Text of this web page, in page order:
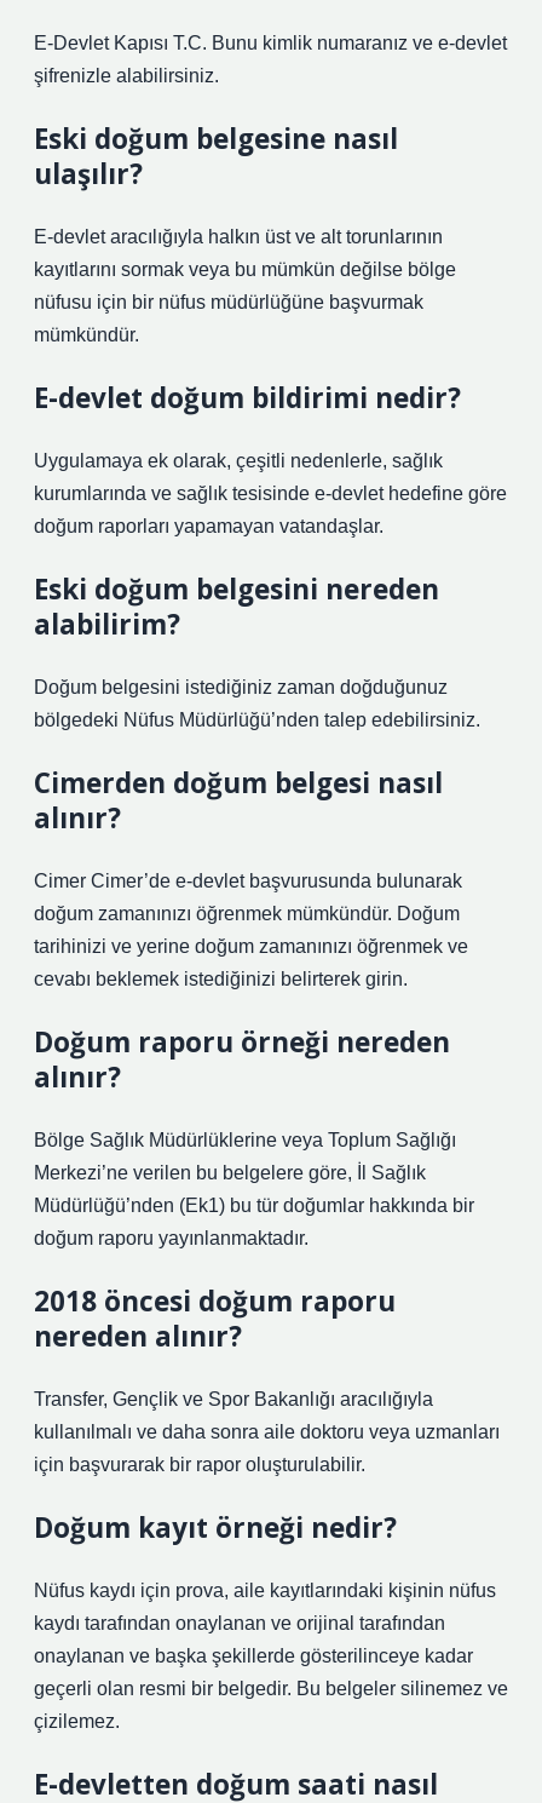
E-Devlet Kapısı T.C. Bunu kimlik numaranız ve e-devlet
şifrenizle alabilirsiniz.
Eski doğum belgesine nasıl
ulaşılır?
E-devlet aracılığıyla halkın üst ve alt torunlarının
kayıtlarını sormak veya bu mümkün değilse bölge
nüfusu için bir nüfus müdürlüğüne başvurmak
mümkündür.
E-devlet doğum bildirimi nedir?
Uygulamaya ek olarak, çeşitli nedenlerle, sağlık
kurumlarında ve sağlık tesisinde e-devlet hedefine göre
doğum raporları yapamayan vatandaşlar.
Eski doğum belgesini nereden
alabilirim?
Doğum belgesini istediğiniz zaman doğduğunuz
bölgedeki Nüfus Müdürlüğü’nden talep edebilirsiniz.
Cimerden doğum belgesi nasıl
alınır?
Cimer Cimer’de e-devlet başvurusunda bulunarak
doğum zamanınızı öğrenmek mümkündür. Doğum
tarihinizi ve yerine doğum zamanınızı öğrenmek ve
cevabı beklemek istediğinizi belirterek girin.
Doğum raporu örneği nereden
alınır?
Bölge Sağlık Müdürlüklerine veya Toplum Sağlığı
Merkezi’ne verilen bu belgelere göre, İl Sağlık
Müdürlüğü’nden (Ek1) bu tür doğumlar hakkında bir
doğum raporu yayınlanmaktadır.
2018 öncesi doğum raporu
nereden alınır?
Transfer, Gençlik ve Spor Bakanlığı aracılığıyla
kullanılmalı ve daha sonra aile doktoru veya uzmanları
için başvurarak bir rapor oluşturulabilir.
Doğum kayıt örneği nedir?
Nüfus kaydı için prova, aile kayıtlarındaki kişinin nüfus
kaydı tarafından onaylanan ve orijinal tarafından
onaylanan ve başka şekillerde gösterilinceye kadar
geçerli olan resmi bir belgedir. Bu belgeler silinemez ve
çizilemez.
E-devletten doğum saati nasıl